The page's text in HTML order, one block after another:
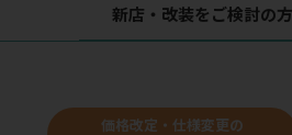
新店・改装をご検討の
価格改定・仕様変更の